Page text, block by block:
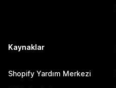
Kaynaklar
Shopify Yardım Merkezi